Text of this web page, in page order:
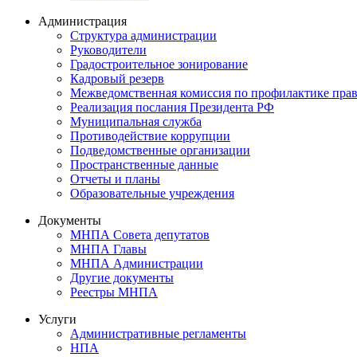
Администрация
Структура администрации
Руководители
Градостроительное зонирование
Кадровый резерв
Межведомственная комиссия по профилактике
Реализация послания Президента РФ
Муниципальная служба
Противодействие коррупции
Подведомственные организации
Пространственные данные
Отчеты и планы
Образовательные учреждения
Документы
МНПА Совета депутатов
МНПА Главы
МНПА Администрации
Другие документы
Реестры МНПА
Услуги
Административные регламенты
НПА